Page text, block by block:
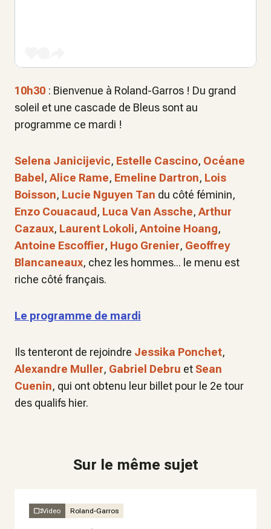
10h30 : Bienvenue à Roland-Garros ! Du grand
soleil et une cascade de Bleus sont au
programme ce mardi !
Selena Janicijevic, Estelle Cascino, Océane
Babel , Alice Rame, Emeline Dartron, Lois
Boisson, Lucie Nguyen Tan du côté féminin,
Enzo Couacaud , Luca Van Assche, Arthur
Cazaux, Laurent Lokoli, Antoine Hoang,
Antoine Escoffier, Hugo Grenier, Geoffrey
Blancaneaux, chez les hommes... le menu est
riche côté français.
Le programme de mardi
Ils tenteront de rejoindre Jessika Ponchet,
Alexandre Muller, Gabriel Debru et Sean
Cuenin, qui ont obtenu leur billet pour le 2e tour
des qualifs hier.
Sur le même sujet
Video Roland-Garros